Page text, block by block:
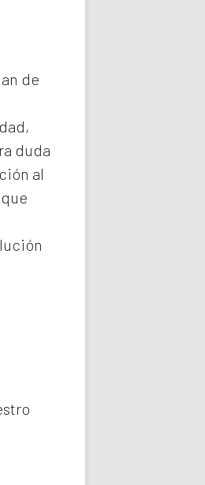
de
duda
al